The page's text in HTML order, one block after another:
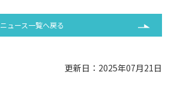
ニュース一覧へ戻る
更新日：2025年07月21日